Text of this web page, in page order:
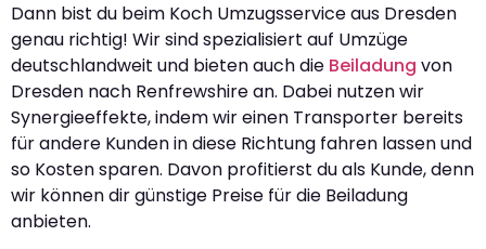
Dann bist du beim Koch Umzugsservice aus Dresden
genau richtig! Wir sind spezialisiert auf Umzüge
deutschlandweit und bieten auch die Beiladung von
Dresden nach Renfrewshire an. Dabei nutzen wir
Synergieeffekte, indem wir einen Transporter bereits
für andere Kunden in diese Richtung fahren lassen und
so Kosten sparen. Davon profitierst du als Kunde, denn
wir können dir günstige Preise für die Beiladung
anbieten.